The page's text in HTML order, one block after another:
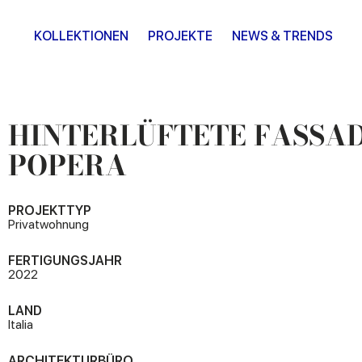
KOLLEKTIONEN PROJEKTE NEWS & TRENDS
HINTERLÜFTETE
POPERA
PROJEKTTYP
Privatwohnung
FERTIGUNGSJAHR
2022
LAND
Italia